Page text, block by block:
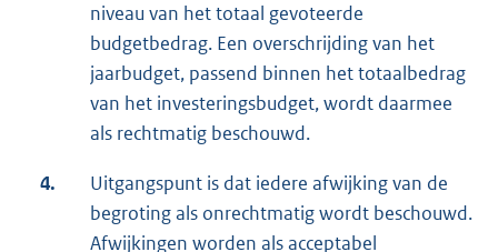
niveau van het totaal gevoteerde
budgetbedrag. Een overschrijding van het
jaarbudget, passend binnen het totaalbedrag
van het investeringsbudget, wordt daarmee
als rechtmatig beschouwd.
4.
Uitgangspunt is dat iedere afwijking van de
begroting als onrechtmatig wordt beschouwd.
Afwijkingen worden als acceptabel